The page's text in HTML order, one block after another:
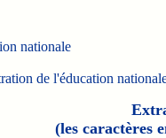
nationale
de l'éducation
(les caractères